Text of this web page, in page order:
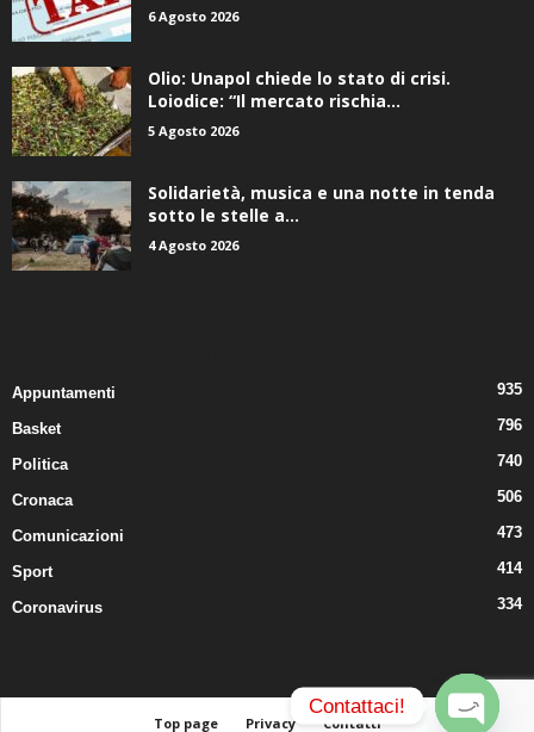
6 Agosto 2026
Olio: Unapol chiede lo stato di crisi.
Loiodice: “Il mercato rischia...
5 Agosto 2026
Solidarietà, musica e una notte in tenda
sotto le stelle a...
4 Agosto 2026
Appuntamenti 935
Basket 796
Politica 740
Cronaca 506
Comunicazioni 473
Sport 414
Coronavirus 334
Top page Privacy Contatti
Contattaci!